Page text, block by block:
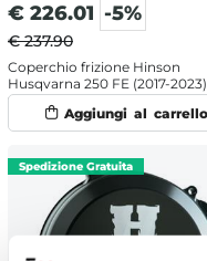
€ 226.01 -5%
€ 237.90
Coperchio frizione Hinson
Husqvarna 250 FE (2017-2023)